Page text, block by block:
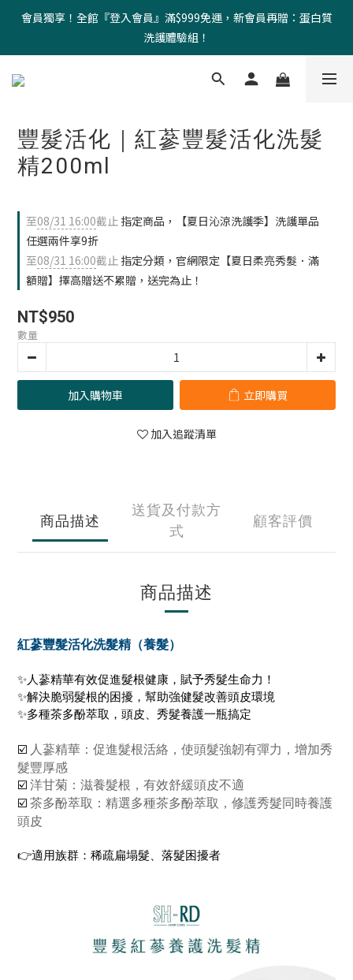
會員獨享！全館『登入會員』滿$999免運，新會員再贈：蛋白質
洗護體驗組！
豐髮活化｜紅蔘豐髮活化洗髮
精200ml
至08/31 16:00截止 指定商品，【夏日沁涼洗護季】洗護單品
任選兩件享9折
至08/31 16:00截止 指定分類，官網限定【夏日柔亮秀髮．滿
額贈】擇高贈送不累贈，送完為止！
NT$950
數量
加入購物車 立即購買
加入追蹤清單
商品描述
送貨及付款方
式
顧客評價
商品描述
紅蔘豐髮活化洗髮精（養髮）
✨人蔘精華有效促進髮根健康，賦予秀髮生命力！
✨解決脆弱髮根的困擾，幫助強健髮改善頭皮環境
✨多種茶多酚萃取，頭皮、秀髮養護一瓶搞定
☑️ 人蔘精華：促進髮根活絡，使頭髮強韌有彈力，增加秀
髮豐厚感
☑️ 洋甘菊：滋養髮根，有效舒緩頭皮不適
☑️ 茶多酚萃取：精選多種茶多酚萃取，修護秀髮同時養護
頭皮
👉適用族群：稀疏扁塌髮、落髮困擾者